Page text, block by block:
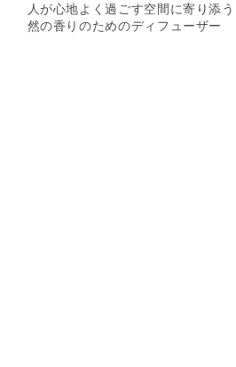
人が心地よく過ごす空間に寄り添
然の香りのためのディフューザー